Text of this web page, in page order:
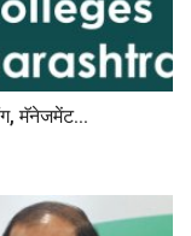
मॅनेजमेंट...